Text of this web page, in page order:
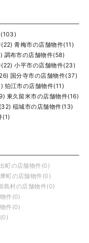
青梅市の店舗物件(11)
調布市の店舗物件(58)
小平市の店舗物件(23)
国分寺市の店舗物件(37)
狛江市の店舗物件(11)
東久留米市の店舗物件(16)
稲城市の店舗物件(13)
(1)
町の店舗物件(0)
町の店舗物件(0)
島村の店舗物件(0)
件(0)
件(0)